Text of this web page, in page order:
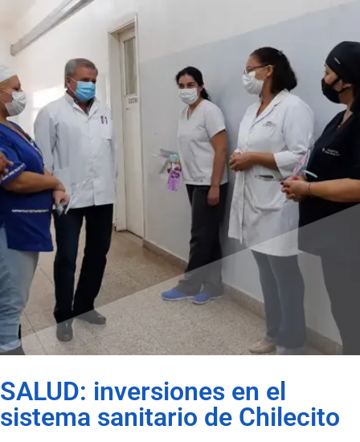
SALUD: inversiones en el
sistema sanitario de Chilecito